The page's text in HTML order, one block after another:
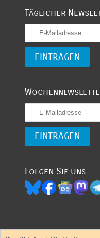
Täglicher
Folgen Sie uns